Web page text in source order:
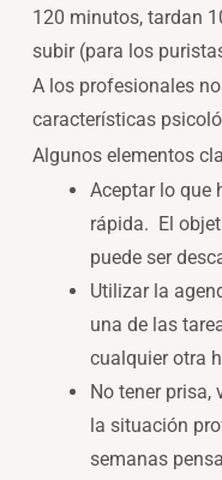
120 minutos, tardan
subir (para los
A los profesionales
características
Algunos elementos
Aceptar lo que
rápida. El
puede ser
Utilizar la
una de las
cualquier otra
No tener
la situación
semanas